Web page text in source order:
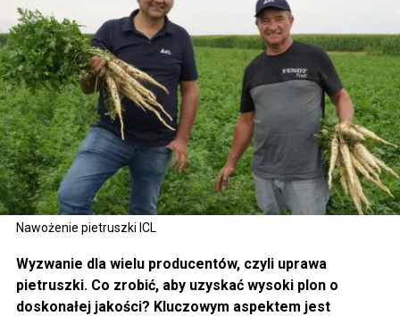
Nawożenie pietruszki ICL
Wyzwanie dla wielu producentów, czyli uprawa
pietruszki. Co zrobić, aby uzyskać wysoki plon o
doskonałej jakości? Kluczowym aspektem jest